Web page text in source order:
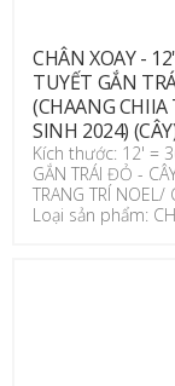
CHÂN XOAY -
TUYẾT GẮN
(CHAANG
SINH 2024)
Kích thước: 12' =
GẮN TRÁI ĐỎ -
TRANG TRÍ NOEL/
Loại sản phẩm: